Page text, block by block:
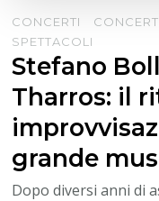
CONCERTI
SPETTACOLI
Stefano
Tharros: il
grande
Dopo diversi anni di